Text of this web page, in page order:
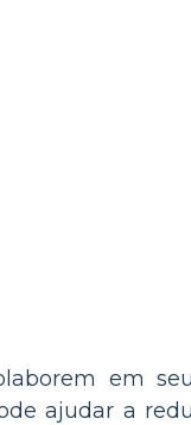
em
ajudar a